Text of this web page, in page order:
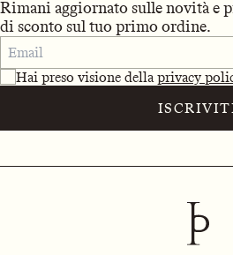
Rimani aggiornato sulle novità e
di sconto sul tuo primo ordine.
Hai preso visione dellaprivacy